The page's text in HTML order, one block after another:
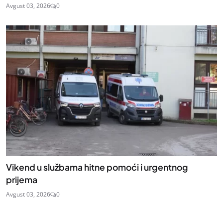
Avgust 03, 2026 0
Vikend u službama hitne pomoći i urgentnog
prijema
Avgust 03, 2026 0